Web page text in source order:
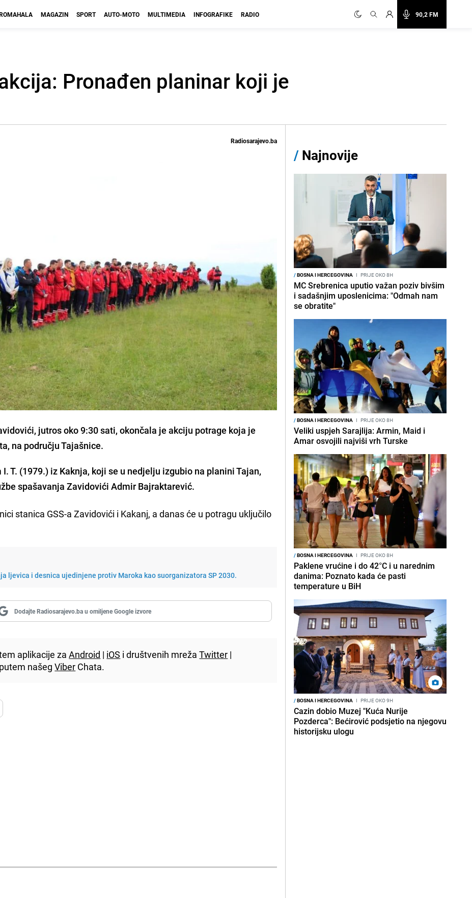
90,2 FM
MAGAZIN SPORT AUTO-MOTO MULTIMEDIA INFOGRAFIKE RADIO
Pronađen planinar koji je
Radiosarajevo.ba
jutros oko 9:30 sati, okončala je akciju potrage koja je
na području Tajašnice.
T. (1979.) iz Kaknja, koji se u nedjelju izgubio na planini Tajan,
spašavanja Zavidovići Admir Bajraktarević.
stanica GSS-a Zavidovići i Kakanj, a danas će u potragu uključilo
ljevica i desnica ujedinjene protiv Maroka kao suorganizatora SP 2030.
Dodajte Radiosarajevo.ba u omiljene Google izvore
aplikacije zaAndroid | iOS i društvenih mrežaTwitter |
našegViber Chata.
/ Najnovije
/BOSNA I HERCEGOVINA I PRIJE OKO 8H
MC Srebrenica uputio važan poziv bivšim
i sadašnjim uposlenicima: "Odmah nam
se obratite"
/BOSNA I HERCEGOVINA I PRIJE OKO 8H
Veliki uspjeh Sarajlija: Armin, Maid i
Amar osvojili najviši vrh Turske
/BOSNA I HERCEGOVINA I PRIJE OKO 8H
Paklene vrućine i do 42°C i u narednim
danima: Poznato kada će pasti
temperature u BiH
/BOSNA I HERCEGOVINA I PRIJE OKO 9H
Cazin dobio Muzej "Kuća Nurije
Pozderca": Bećirović podsjetio na njegovu
historijsku ulogu